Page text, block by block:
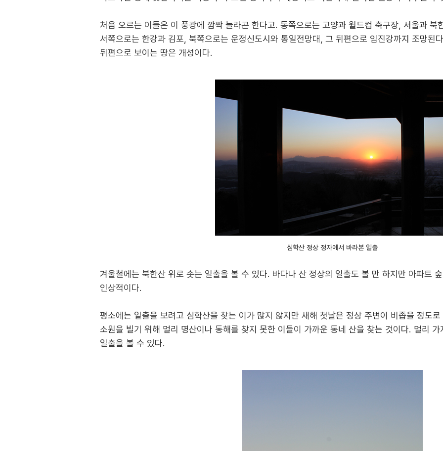
처음 오르는 이들은 이 풍광에 깜짝 놀라곤 한다고. 동쪽으로는 고양과 월드컵 축구장, 서울과 북
서쪽으로는 한강과 김포, 북쪽으로는 운정신도시와 통일전망대, 그 뒤편으로 임진강까지 조망된
뒤편으로 보이는 땅은 개성이다.
심학산 정상 정자에서 바라본 일출
겨울철에는 북한산 위로 솟는 일출을 볼 수 있다. 바다나 산 정상의 일출도 볼 만 하지만 아파트
인상적이다.
평소에는 일출을 보려고 심학산을 찾는 이가 많지 않지만 새해 첫날은 정상 주변이 비좁을 정도
소원을 빌기 위해 멀리 명산이나 동해를 찾지 못한 이들이 가까운 동네 산을 찾는 것이다. 멀리
일출을 볼 수 있다.